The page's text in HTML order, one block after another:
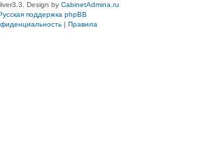
Design by CabinetAdmina.ru
поддержка phpBB
| Правила